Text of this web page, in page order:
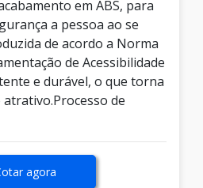
em ABS, para
a pessoa ao se
de acordo a Norma
de Acessibilidade
e durável, o que torna
de
agora